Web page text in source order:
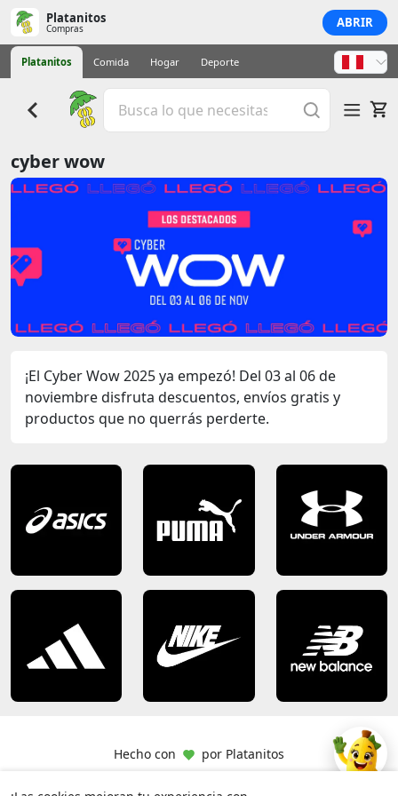
Platanitos
Compras ABRIR
Platanitos Comida Hogar Deporte
cyber wow
¡El Cyber Wow 2025 ya empezó! Del 03 al 06 de
noviembre disfruta descuentos, envíos gratis y
productos que no querrás perderte.
Hecho con por Platanitos